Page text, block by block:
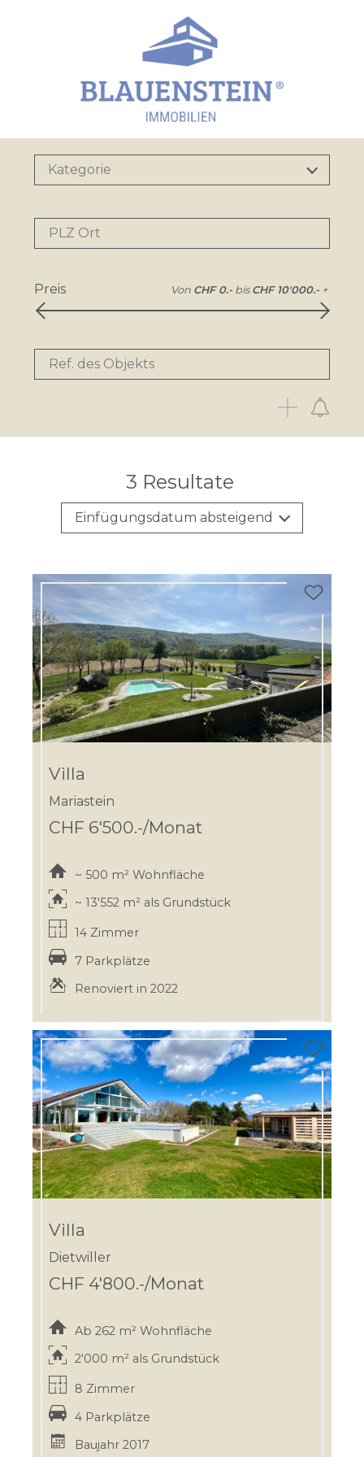
Kategorie
PLZ Ort
Preis Von CHF 0.- bis CHF 10'000.- +
Ref. des Objekts
3 Resultate
Einfügungsdatum absteigend
Villa
Mariastein
CHF 6'500.-/Monat
~ 500 m² Wohnfläche
~ 13'552 m² als Grundstück
14 Zimmer
7 Parkplätze
Renoviert in 2022
Villa
Dietwiller
CHF 4'800.-/Monat
Ab 262 m² Wohnfläche
2'000 m² als Grundstück
8 Zimmer
4 Parkplätze
Baujahr 2017